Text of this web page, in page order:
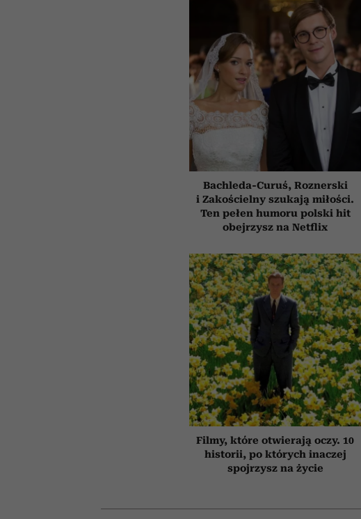
Bachleda-Curuś, Roznerski
i Zakościelny szukają miłości.
Ten pełen humoru polski hit
obejrzysz na Netflix
Filmy, które otwierają oczy. 10
historii, po których inaczej
spojrzysz na życie